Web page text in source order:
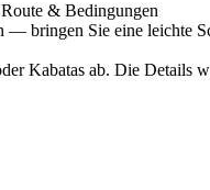
& Bedingungen
— bringen Sie eine leichte
Kabatas ab. Die Details